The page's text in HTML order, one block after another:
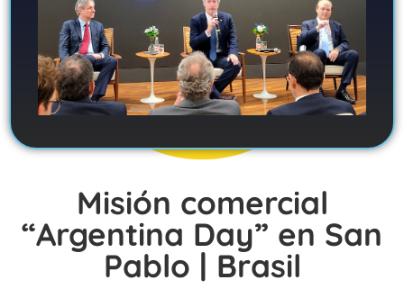
Misión comercial
“Argentina Day” en San
Pablo | Brasil